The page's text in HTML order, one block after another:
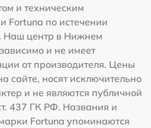
и техническим
Fortuna по истечении
Наш центр в Нижнем
и не имеет
от производителя. Цены
сайте, носят исключительно
и не являются публичной
437 ГК РФ. Названия и
Fortuna упоминаются